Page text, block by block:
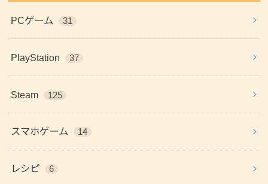
PCゲーム 31
PlayStation 37
Steam 125
スマホゲーム 14
レシピ 6